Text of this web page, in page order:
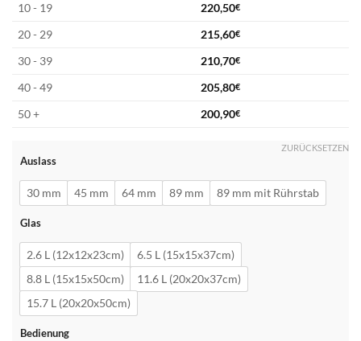
10 - 19 220,50€
20 - 29 215,60€
30 - 39 210,70€
40 - 49 205,80€
50 + 200,90€
Auslass
30 mm 45 mm 64 mm 89 mm 89 mm mit Rührstab
Glas
2.6 L (12x12x23cm)
6.5 L (15x15x37cm)
8.8 L (15x15x50cm)
11.6 L (20x20x37cm)
15.7 L (20x20x50cm)
Bedienung
ZURÜCKSETZEN